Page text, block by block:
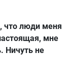
что люди меня
мне
Ничуть не